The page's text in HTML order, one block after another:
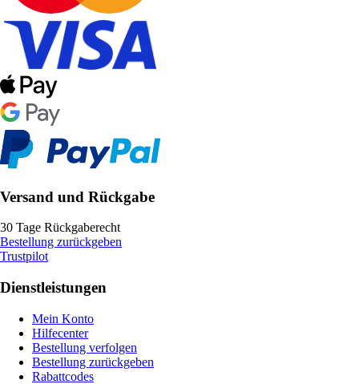
Versand und Rückgabe
30 Tage Rückgaberecht
Bestellung zurückgeben
Trustpilot
Dienstleistungen
Mein Konto
Hilfecenter
Bestellung verfolgen
Bestellung zurückgeben
Rabattcodes